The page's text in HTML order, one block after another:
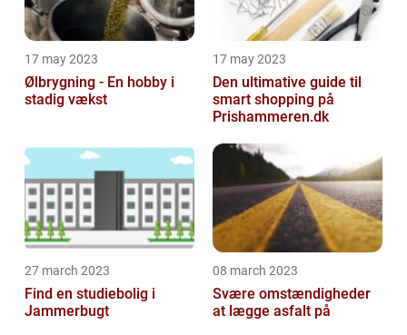
17 may 2023
Ølbrygning - En hobby i
stadig vækst
17 may 2023
Den ultimative guide til
smart shopping på
Prishammeren.dk
27 march 2023
Find en studiebolig i
Jammerbugt
08 march 2023
Svære omstændigheder
at lægge asfalt på